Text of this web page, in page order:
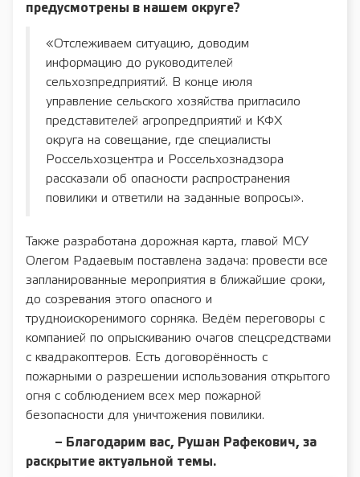
предусмотрены в нашем округе?
«Отслеживаем ситуацию, доводим
информацию до руководителей
сельхозпредприятий. В конце июля
управление сельского хозяйства пригласило
представителей агропредприятий и КФХ
округа на совещание, где специалисты
Россельхозцентра и Россельхознадзора
рассказали об опасности распространения
повилики и ответили на заданные вопросы».
Также разработана дорожная карта, главой МСУ
Олегом Радаевым поставлена задача: провести все
запланированные мероприятия в ближайшие сроки,
до созревания этого опасного и
трудноискоренимого сорняка. Ведём переговоры с
компанией по опрыскиванию очагов спецсредствами
с квадракоптеров. Есть договорённость с
пожарными о разрешении использования открытого
огня с соблюдением всех мер пожарной
безопасности для уничтожения повилики.
– Благодарим вас, Рушан Рафекович, за
раскрытие актуальной темы.